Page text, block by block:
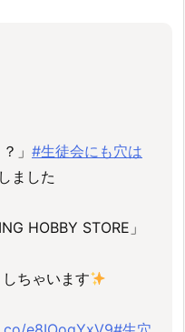
」 #生徒会にも穴は
ました
HOBBY STORE」
ちゃいます